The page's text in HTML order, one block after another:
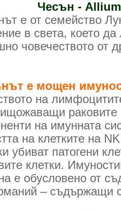
Чесън -
е от семейство
в света, което да
човечеството от
е мощен
на
раковите
на имунната
на клетките на
убиват патогени
клетки.
е обусловено от
– съдържащи